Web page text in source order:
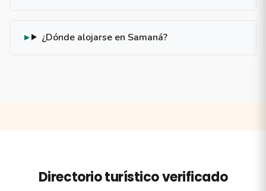
¿Dónde alojarse en Samaná?
Directorio turístico verificado